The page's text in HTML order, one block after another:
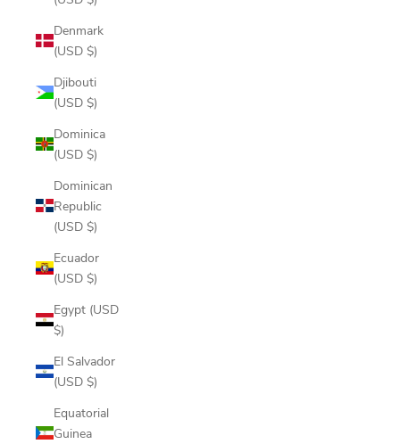
Denmark
(USD $)
Djibouti
(USD $)
Dominica
(USD $)
Dominican
Republic
(USD $)
Ecuador
(USD $)
Egypt (USD
$)
El Salvador
(USD $)
Equatorial
Guinea